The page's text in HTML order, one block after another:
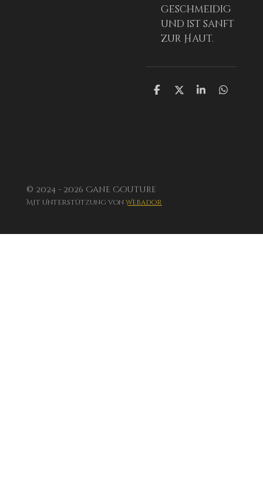
geschmeidig
und ist sanft
zur Haut.
T
T
T
T
© 2024 - 2026 Cane Couture
Mit Unterstützung von Webador